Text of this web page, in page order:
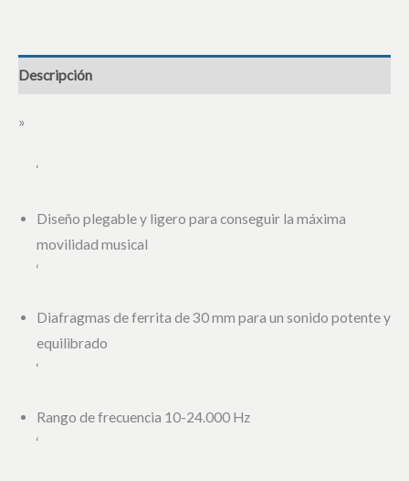
Descripción
»
‘
Diseño plegable y ligero para conseguir la máxima
movilidad musical
‘
Diafragmas de ferrita de 30 mm para un sonido potente y
equilibrado
‘
Rango de frecuencia 10-24.000 Hz
‘